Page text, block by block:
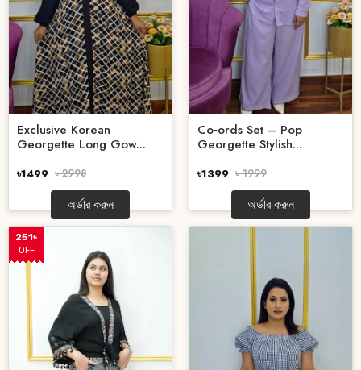
Exclusive Korean
Georgette Long Gow...
৳1499 ৳ 2998
অর্ডার করুন
Co‑ords Set – Pop
Georgette Stylish...
৳1399 ৳ 1999
অর্ডার করুন
251৳
OFF